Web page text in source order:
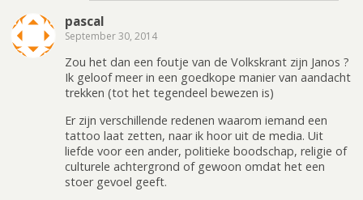
pascal
September 30, 2014
Zou het dan een foutje van de Volkskrant zijn Janos ?
Ik geloof meer in een goedkope manier van aandacht
trekken (tot het tegendeel bewezen is)
Er zijn verschillende redenen waarom iemand een
tattoo laat zetten, naar ik hoor uit de media. Uit
liefde voor een ander, politieke boodschap, religie of
culturele achtergrond of gewoon omdat het een
stoer gevoel geeft.